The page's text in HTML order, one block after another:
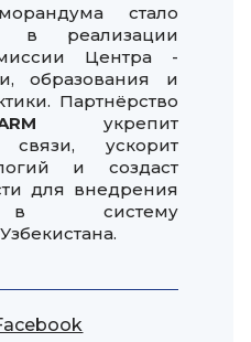
стало
в реализации
миссии Центра -
образования и
Партнёрство
укрепит
связи, ускорит
и создаст
для внедрения
в систему